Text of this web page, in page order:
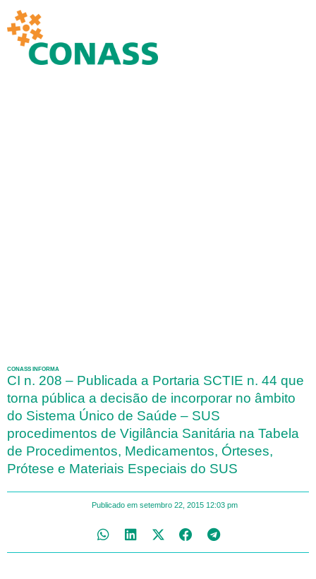
CONASS INFORMA
CI n. 208 – Publicada a Portaria SCTIE n. 44 que
torna pública a decisão de incorporar no âmbito
do Sistema Único de Saúde – SUS
procedimentos de Vigilância Sanitária na Tabela
de Procedimentos, Medicamentos, Órteses,
Prótese e Materiais Especiais do SUS
Publicado em setembro 22, 2015 12:03 pm